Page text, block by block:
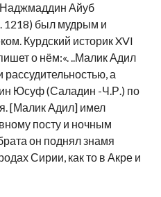
Айуб
был мудрым и
Курдский историк XVI
о нём:«. ..Малик Адил
а
Юсуф (Саладин -Ч.Р.) по
[Малик Адил] имел
посту и ночным
он поднял знамя
Сирии, как то в Акре и